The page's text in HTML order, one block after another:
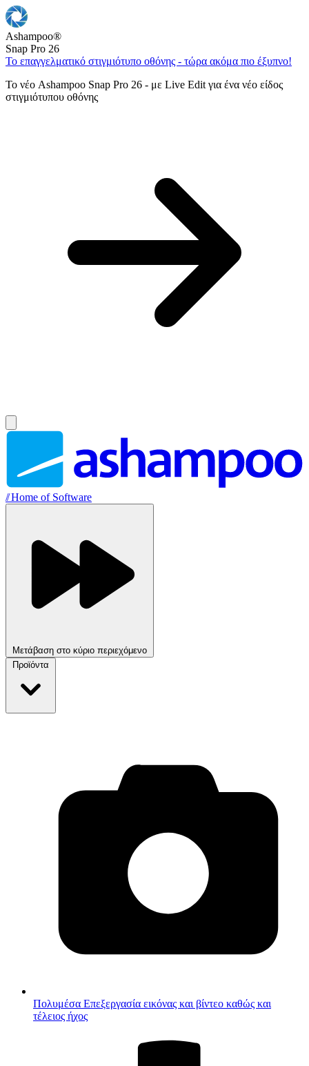
Ashampoo®
Snap Pro 26
Το επαγγελματικό στιγμιότυπο οθόνης - τώρα ακόμα πιο έξυπνο!
Το νέο Ashampoo Snap Pro 26 - με Live Edit για ένα νέο είδος
στιγμιότυπου οθόνης
//Home of Software
Μετάβαση στο κύριο περιεχόμενο
Προϊόντα
Πολυμέσα Επεξεργασία εικόνας και βίντεο καθώς και
τέλειος ήχος